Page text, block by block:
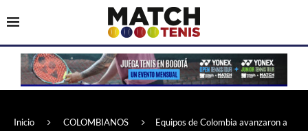
Inicio COLOMBIANOS
Equipos de Colombia avanzaron a